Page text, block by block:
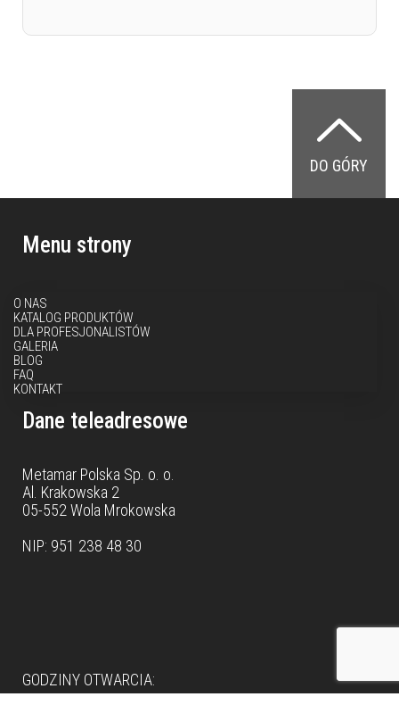
DO GÓRY
Menu strony
O NAS
KATALOG PRODUKTÓW
DLA PROFESJONALISTÓW
GALERIA
BLOG
FAQ
KONTAKT
Dane teleadresowe
Metamar Polska Sp. o. o.
Al. Krakowska 2
05-552 Wola Mrokowska
NIP: 951 238 48 30
GODZINY OTWARCIA: